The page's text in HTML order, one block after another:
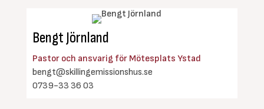
Bengt Jörnland
Pastor och ansvarig för Mötesplats Ystad
bengt@skillingemissionshus.se
0739-33 36 03